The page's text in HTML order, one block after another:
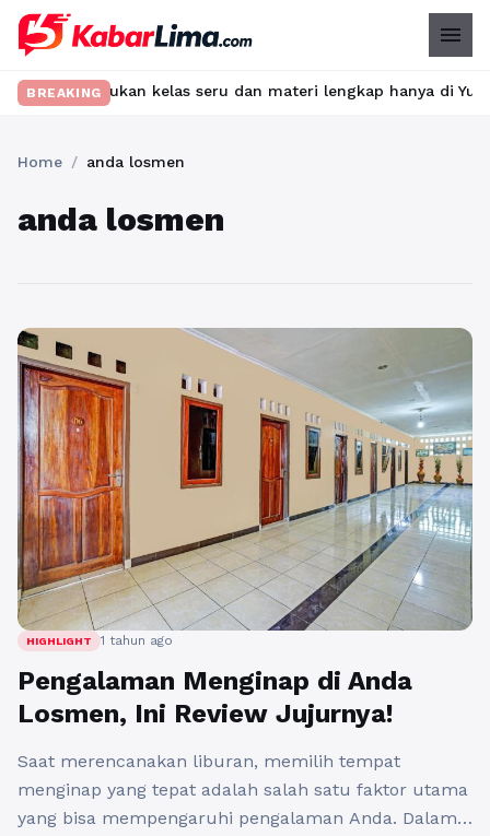
menu
BREAKING
Temukan kelas seru dan materi lengkap hanya di
Home / anda losmen
anda losmen
HIGHLIGHT 1 tahun ago
Pengalaman Menginap di Anda
Losmen, Ini Review Jujurnya!
Saat merencanakan liburan, memilih tempat
menginap yang tepat adalah salah satu faktor utama
yang bisa mempengaruhi pengalaman Anda. Dalam